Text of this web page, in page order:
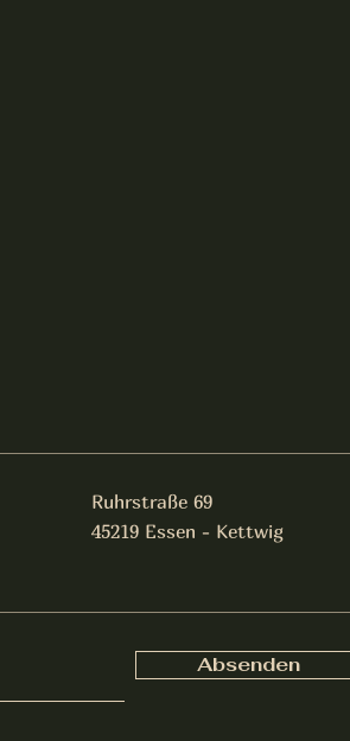
Ruhrstraße 69
45219 Essen - Kettwig
Absenden